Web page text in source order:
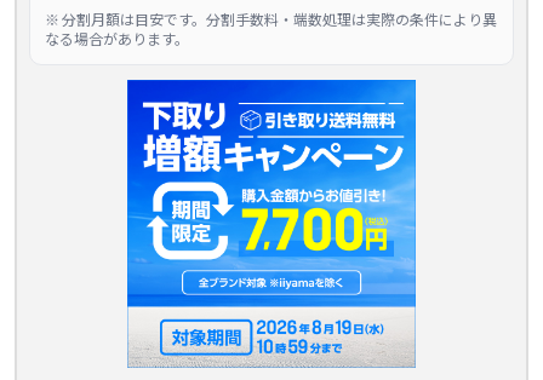
※ 分割月額は目安です。分割手数料・端数処理は実際の条件により異
なる場合があります。